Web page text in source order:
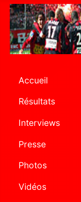
Accueil
Résultats
Interviews
Presse
Photos
Vidéos